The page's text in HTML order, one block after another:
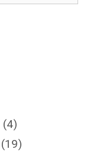
(4)
(19)